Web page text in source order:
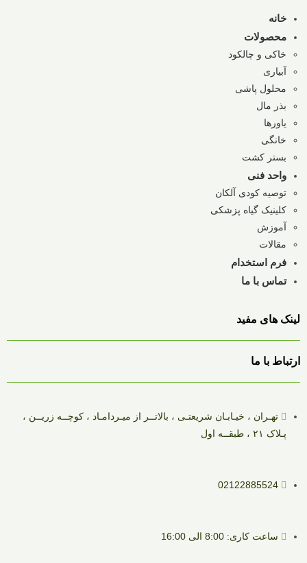
خانه
محصولات
خاکی و چالکود
آبیاری
محلول پاشی
بذر مال
یاورها
خانگی
بستر کشت
واحد فنی
توصیه کودی آلکان
کلینیک گیاه پزشکی
آموزش
مقالات
فرم استخدام
تماس با ما
لینک های مفید
ارتباط با ما
تهـران ، خیـابـان شریعتـی ، بالاتــر از میـردامـاد ، کوچــه زریــن ،
پـلاک ۲۱ ، طبقــه اول
02122885524
ساعت کاری: 8:00 الی 16:00